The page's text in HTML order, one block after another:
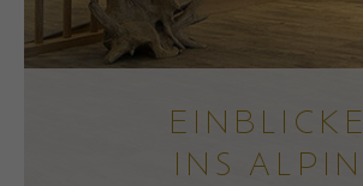
EINBLICKE
INS ALPIN